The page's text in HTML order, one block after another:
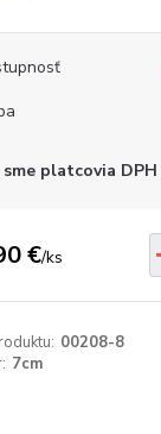
sme platcovia DPH
€/ks
00208-8
7cm